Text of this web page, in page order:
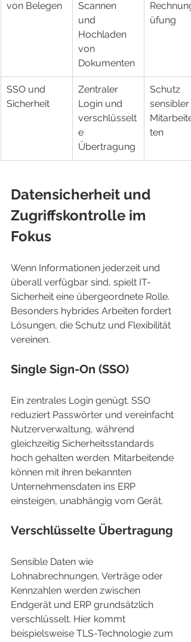
von Belegen
Scannen
und
Hochladen
von
Dokumenten
üfung
SSO und
Sicherheit
Zentraler
Login und
verschlüsselt
e
Übertragung
Schutz
sensibler
ten
Datensicherheit und
Zugriffskontrolle im
Fokus
Wenn Informationen jederzeit und
überall verfügbar sind, spielt IT-
Sicherheit eine übergeordnete Rolle.
Besonders hybrides Arbeiten fordert
Lösungen, die Schutz und Flexibilität
vereinen.
Single Sign-On (SSO)
Ein zentrales Login genügt. SSO
reduziert Passwörter und vereinfacht
Nutzerverwaltung, während
gleichzeitig Sicherheitsstandards
hoch gehalten werden. Mitarbeitende
können mit ihren bekannten
Unternehmensdaten ins ERP
einsteigen, unabhängig vom Gerät.
Verschlüsselte Übertragung
Sensible Daten wie
Lohnabrechnungen, Verträge oder
Kennzahlen werden zwischen
Endgerät und ERP grundsätzlich
verschlüsselt. Hier kommt
beispielsweise TLS-Technologie zum